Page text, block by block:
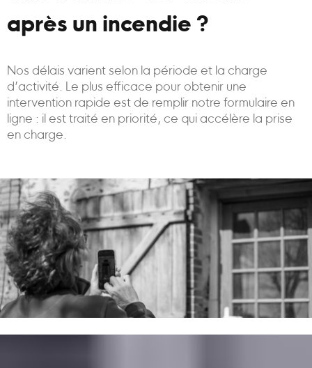
après un incendie ?
Nos délais varient selon la période et la charge
d’activité. Le plus efficace pour obtenir une
intervention rapide est de remplir notre formulaire en
ligne : il est traité en priorité, ce qui accélère la prise
en charge.